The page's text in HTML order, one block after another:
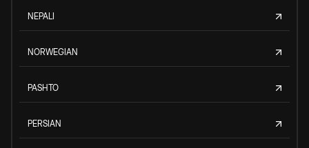
NEPALI
NORWEGIAN
PASHTO
PERSIAN